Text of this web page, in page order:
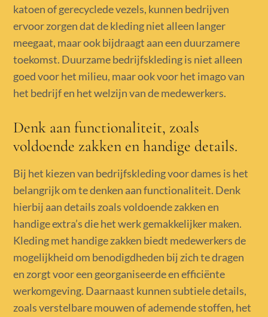
katoen of gerecyclede vezels, kunnen bedrijven
ervoor zorgen dat de kleding niet alleen langer
meegaat, maar ook bijdraagt aan een duurzamere
toekomst. Duurzame bedrijfskleding is niet alleen
goed voor het milieu, maar ook voor het imago van
het bedrijf en het welzijn van de medewerkers.
Denk aan functionaliteit, zoals
voldoende zakken en handige details.
Bij het kiezen van bedrijfskleding voor dames is het
belangrijk om te denken aan functionaliteit. Denk
hierbij aan details zoals voldoende zakken en
handige extra’s die het werk gemakkelijker maken.
Kleding met handige zakken biedt medewerkers de
mogelijkheid om benodigdheden bij zich te dragen
en zorgt voor een georganiseerde en efficiënte
werkomgeving. Daarnaast kunnen subtiele details,
zoals verstelbare mouwen of ademende stoffen, het